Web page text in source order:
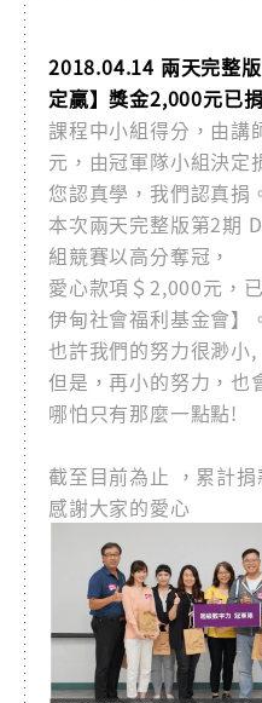
2018.04.14 兩天完整
定贏】獎金2,000元已
課程中小組得分，由講
元，由冠軍隊小組決定
您認真學，我們認真捐
本次兩天完整版第2期
組競賽以高分奪冠，
愛心款項＄2,000元，
伊甸社會福利基金會】
也許我們的努力很渺小,
但是，再小的努力，也
哪怕只有那麼一點點!
截至目前為止 ，累計
感謝大家的愛心